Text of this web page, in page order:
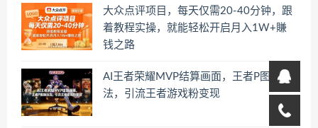
大众点评项目，每天仅需20-40分钟，跟
着教程实操，就能轻松开启月入1W+賺
钱之路
AI王者荣耀MVP结算画面，王者P图新玩
法，引流王者游戏粉变现